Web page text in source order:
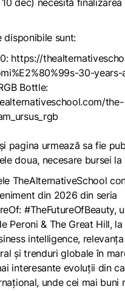
10 dec) necesită
disponibile sunt:
https://
30-years-
Bottle:
the-
pagina urmează sa fie
doua, necesare bursei la
TheAlternativeSchool
din 2026 din seria
#TheFutureOfBeauty,
Peroni & The Great Hill,
intelligence,
și trenduri globale în
interesante evoluții din
unde cei mai buni